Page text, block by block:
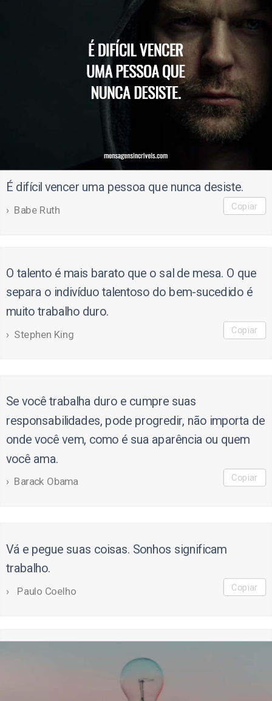
É difícil vencer uma pessoa que nunca desiste.
Babe Ruth Copiar
O talento é mais barato que o sal de mesa. O que
separa o indivíduo talentoso do bem-sucedido é
muito trabalho duro.
Stephen King Copiar
Se você trabalha duro e cumpre suas
responsabilidades, pode progredir, não importa de
onde você vem, como é sua aparência ou quem
você ama.
Barack Obama Copiar
Vá e pegue suas coisas. Sonhos significam
trabalho.
Paulo Coelho Copiar